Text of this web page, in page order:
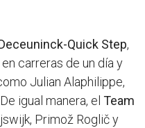
Quick Step,
carreras de un día y
Julian Alaphilippe,
igual manera, el Team
Primož Roglič y